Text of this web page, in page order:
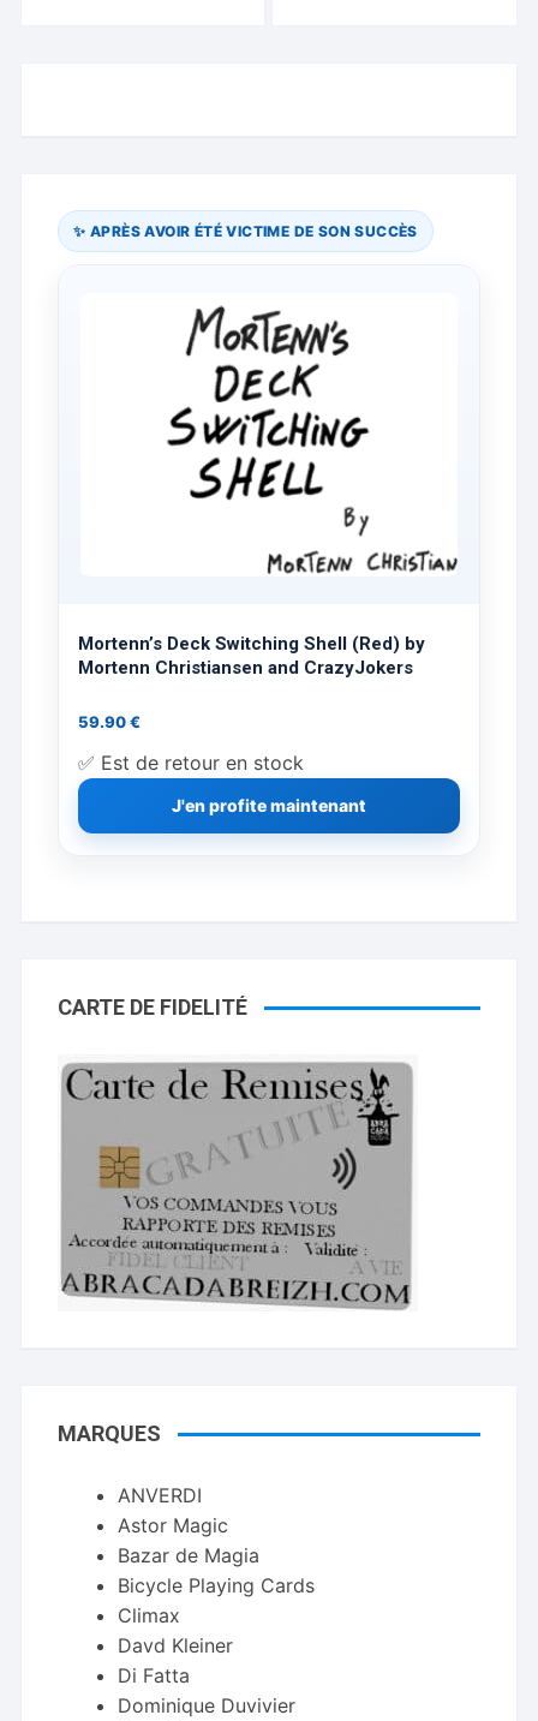
✨ APRÈS AVOIR ÉTÉ VICTIME DE SON SUCCÈS
Mortenn’s Deck Switching Shell (Red) by
Mortenn Christiansen and CrazyJokers
59.90€
✅ Est de retour en stock
J'en profite maintenant
CARTE DE FIDELITÉ
MARQUES
ANVERDI
Astor Magic
Bazar de Magia
Bicycle Playing Cards
Climax
Davd Kleiner
Di Fatta
Dominique Duvivier